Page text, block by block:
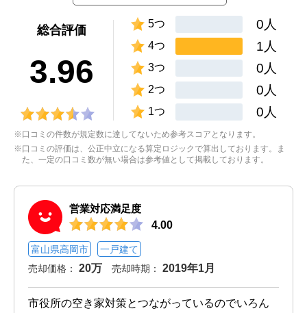
総合評価
3.96
5つ 0人
4つ 1人
3つ 0人
2つ 0人
1つ 0人
※口コミの件数が規定数に達してないため参考スコアとなります。
※口コミの評価は、公正中立になる算定ロジックで算出しております。ま
た、一定の口コミ数が無い場合は参考値として掲載しております。
営業対応満足度
4.00
富山県高岡市
一戸建て
売却価格：
20万 売却時期： 2019年1月
市役所の空き家対策とつながっているのでいろん